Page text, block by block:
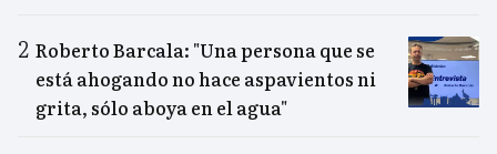
Roberto Barcala: "Una persona que se
está ahogando no hace aspavientos ni
grita, sólo aboya en el agua"